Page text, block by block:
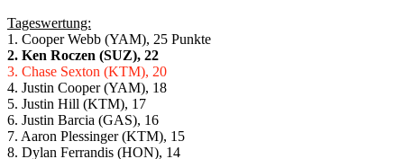
Tageswertung:
1. Cooper Webb (YAM), 25 Punkte
2. Ken Roczen (SUZ), 22
3. Chase Sexton (KTM), 20
4. Justin Cooper (YAM), 18
5. Justin Hill (KTM), 17
6. Justin Barcia (GAS), 16
7. Aaron Plessinger (KTM), 15
8. Dylan Ferrandis (HON), 14